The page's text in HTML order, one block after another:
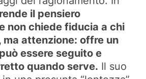
rende il pensiero
non chiede fiducia a chi
ma attenzione: offre un
essere seguito e
quando serve. Il suo